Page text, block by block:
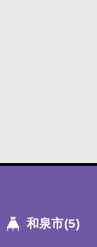
和泉市(5)